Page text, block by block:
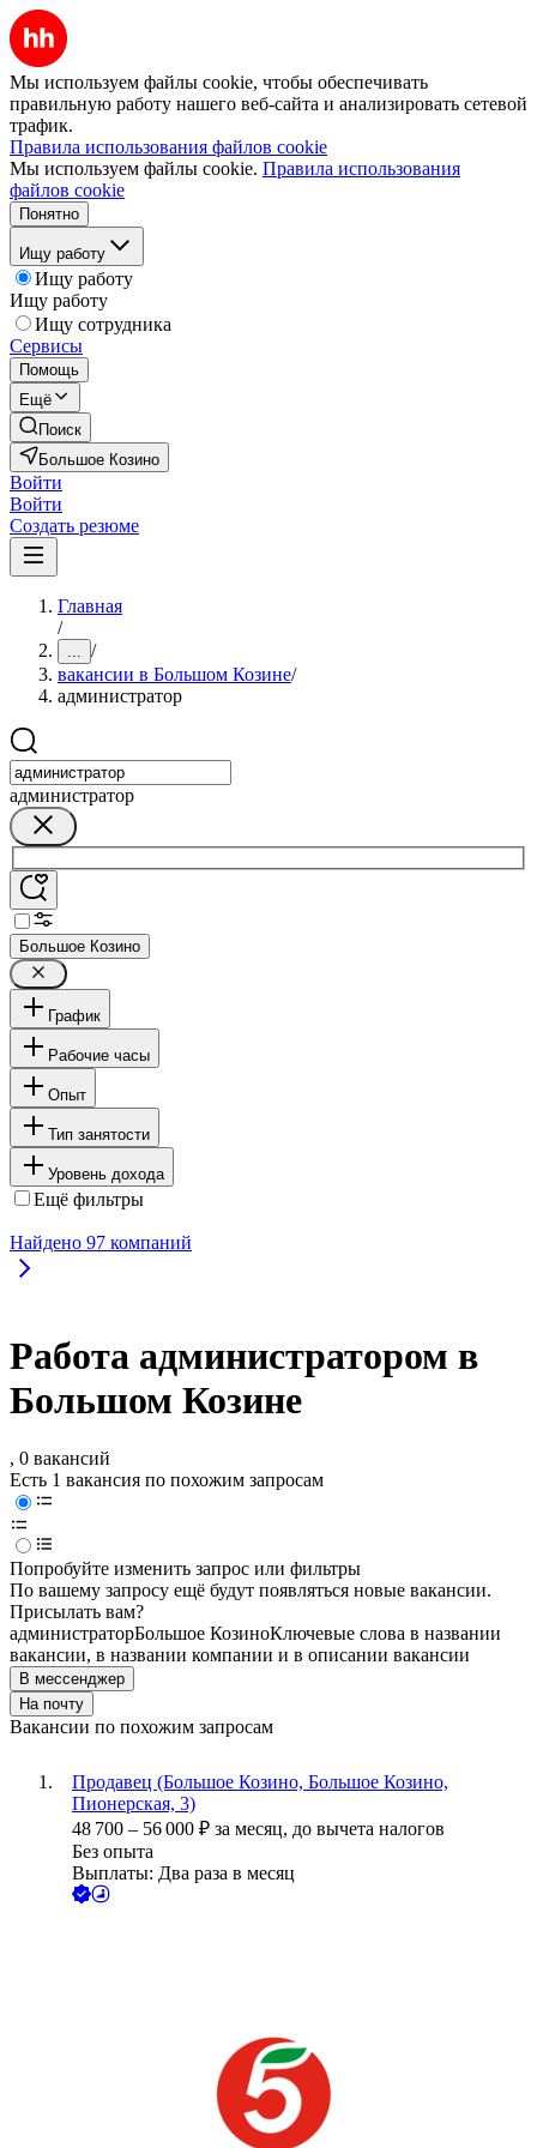
Мы используем файлы cookie, чтобы обеспечивать
правильную работу нашего веб-сайта и анализировать сетевой
трафик.
Правила использования файлов cookie
Мы используем файлы cookie. Правила использования
файлов cookie
Понятно
Ищу работу
Ищу работу
Ищу работу
Ищу сотрудника
Сервисы
Помощь
Ещё
Поиск
Большое Козино
Войти
Войти
Создать резюме
Главная
/
... /
вакансии в Большом Козине/
администратор
администратор
Большое Козино
График
Рабочие часы
Опыт
Тип занятости
Уровень дохода
Ещё фильтры
Найдено 97 компаний
Работа администратором в
Большом Козине
, 0 вакансий
Есть 1 вакансия по похожим запросам
Попробуйте изменить запрос или фильтры
По вашему запросу ещё будут появляться новые вакансии.
Присылать вам?
администраторБольшое КозиноКлючевые слова в названии
вакансии, в названии компании и в описании вакансии
В мессенджер
На почту
Вакансии по похожим запросам
Продавец (Большое Козино, Большое Козино,
Пионерская, 3)
48 700 – 56 000 ₽ за месяц, до вычета налогов
Без опыта
Выплаты: Два раза в месяц